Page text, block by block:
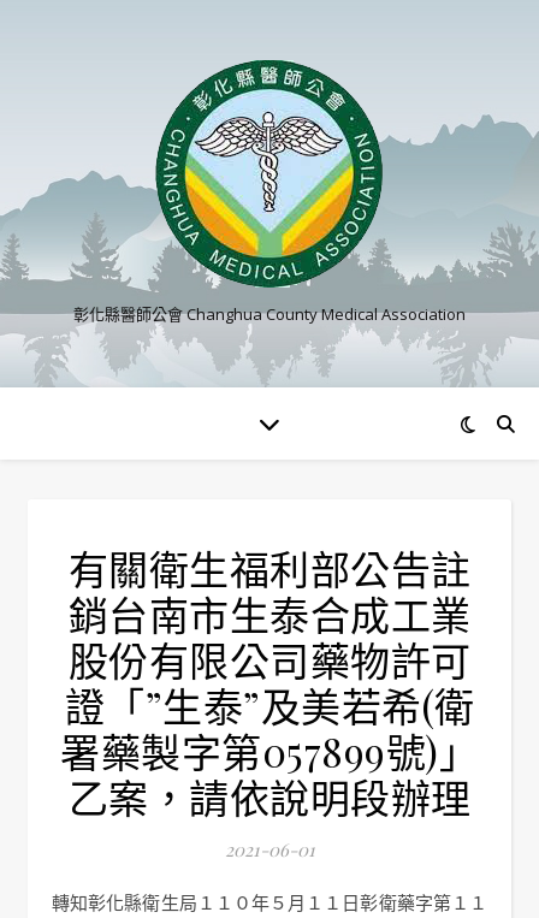
彰化縣醫師公會 Changhua County Medical Association
有關衛生福利部公告註
銷台南市生泰合成工業
股份有限公司藥物許可
證「”生泰”及美若希(衛
署藥製字第057899號)」
乙案，請依說明段辦理
2021-06-01
轉知彰化縣衛生局１１０年５月１１日彰衛藥字第１１